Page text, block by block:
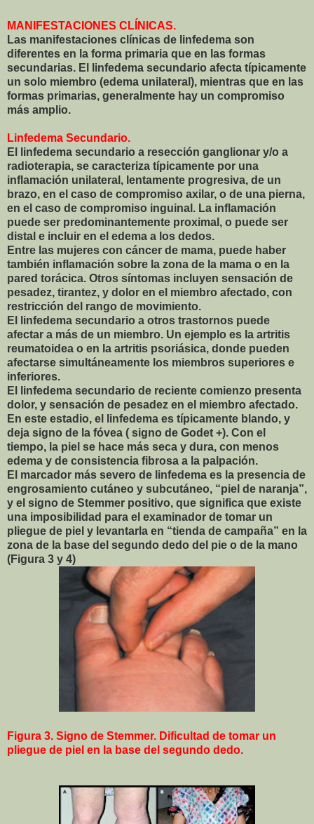
MANIFESTACIONES CLÍNICAS.
Las manifestaciones clínicas de linfedema son
diferentes en la forma primaria que en las formas
secundarias. El linfedema secundario afecta típicamente
un solo miembro (edema unilateral), mientras que en las
formas primarias, generalmente hay un compromiso
más amplio.
Linfedema Secundario.
El linfedema secundario a resección ganglionar y/o a
radioterapia, se caracteriza típicamente por una
inflamación unilateral, lentamente progresiva, de un
brazo, en el caso de compromiso axilar, o de una pierna,
en el caso de compromiso inguinal. La inflamación
puede ser predominantemente proximal, o puede ser
distal e incluir en el edema a los dedos.
Entre las mujeres con cáncer de mama, puede haber
también inflamación sobre la zona de la mama o en la
pared torácica. Otros síntomas incluyen sensación de
pesadez, tirantez, y dolor en el miembro afectado, con
restricción del rango de movimiento.
El linfedema secundario a otros trastornos puede
afectar a más de un miembro. Un ejemplo es la artritis
reumatoidea o en la artritis psoriásica, donde pueden
afectarse simultáneamente los miembros superiores e
inferiores.
El linfedema secundario de reciente comienzo presenta
dolor, y sensación de pesadez en el miembro afectado.
En este estadio, el linfedema es típicamente blando, y
deja signo de la fóvea ( signo de Godet +). Con el
tiempo, la piel se hace más seca y dura, con menos
edema y de consistencia fibrosa a la palpación.
El marcador más severo de linfedema es la presencia de
engrosamiento cutáneo y subcutáneo, “piel de naranja”,
y el signo de Stemmer positivo, que significa que existe
una imposibilidad para el examinador de tomar un
pliegue de piel y levantarla en “tienda de campaña” en la
zona de la base del segundo dedo del pie o de la mano
(Figura 3 y 4)
Figura 3. Signo de Stemmer. Dificultad de tomar un
pliegue de piel en la base del segundo dedo.